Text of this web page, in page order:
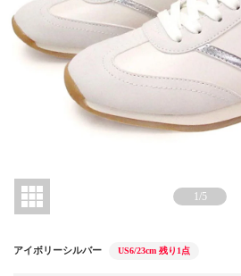
1/5
アイボリーシルバー US6/23cm 残り1点